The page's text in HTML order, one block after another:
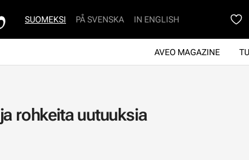
AVEO MAGAZINE
SUOMEKSI PÅ SVENSKA IN ENGLISH
rohkeita uutuuksia